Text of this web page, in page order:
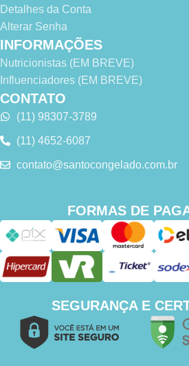
Detalhes da Conta
Alterar Senha
INFORMAÇÕES
Nutricionistas (EM BREVE)
Influenciadores (EM BREVE)
CONTATO
(11) 98307-3789
(11) 4652-6087
contato@santocongelado.com.br
FORMAS DE
SEGURANÇA E